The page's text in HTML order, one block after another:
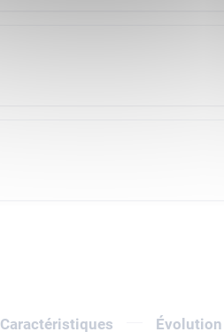
Caractéristiques